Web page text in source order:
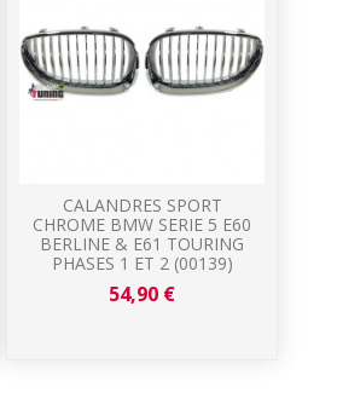
CALANDRES SPORT
CHROME BMW SERIE 5 E60
BERLINE & E61 TOURING
PHASES 1 ET 2 (00139)
54,90 €